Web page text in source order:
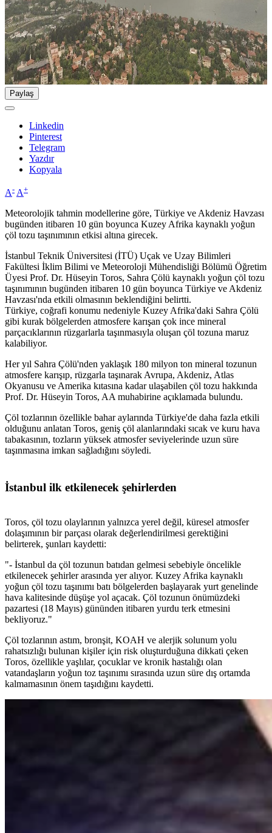
Paylaş
Linkedin
Pinterest
Telegram
Yazdır
Kopyala
A- A+
Meteorolojik tahmin modellerine göre, Türkiye ve Akdeniz Havzası
bugünden itibaren 10 gün boyunca Kuzey Afrika kaynaklı yoğun
çöl tozu taşınımının etkisi altına girecek.
İstanbul Teknik Üniversitesi (İTÜ) Uçak ve Uzay Bilimleri
Fakültesi İklim Bilimi ve Meteoroloji Mühendisliği Bölümü Öğretim
Üyesi Prof. Dr. Hüseyin Toros, Sahra Çölü kaynaklı yoğun çöl tozu
taşınımının bugünden itibaren 10 gün boyunca Türkiye ve Akdeniz
Havzası'nda etkili olmasının beklendiğini belirtti.
Türkiye, coğrafi konumu nedeniyle Kuzey Afrika'daki Sahra Çölü
gibi kurak bölgelerden atmosfere karışan çok ince mineral
parçacıklarının rüzgarlarla taşınmasıyla oluşan çöl tozuna maruz
kalabiliyor.
Her yıl Sahra Çölü'nden yaklaşık 180 milyon ton mineral tozunun
atmosfere karışıp, rüzgarla taşınarak Avrupa, Akdeniz, Atlas
Okyanusu ve Amerika kıtasına kadar ulaşabilen çöl tozu hakkında
Prof. Dr. Hüseyin Toros, AA muhabirine açıklamada bulundu.
Çöl tozlarının özellikle bahar aylarında Türkiye'de daha fazla etkili
olduğunu anlatan Toros, geniş çöl alanlarındaki sıcak ve kuru hava
tabakasının, tozların yüksek atmosfer seviyelerinde uzun süre
taşınmasına imkan sağladığını söyledi.
İstanbul ilk etkilenecek şehirlerden
Toros, çöl tozu olaylarının yalnızca yerel değil, küresel atmosfer
dolaşımının bir parçası olarak değerlendirilmesi gerektiğini
belirterek, şunları kaydetti:
"- İstanbul da çöl tozunun batıdan gelmesi sebebiyle öncelikle
etkilenecek şehirler arasında yer alıyor. Kuzey Afrika kaynaklı
yoğun çöl tozu taşınımı batı bölgelerden başlayarak yurt genelinde
hava kalitesinde düşüşe yol açacak. Çöl tozunun önümüzdeki
pazartesi (18 Mayıs) gününden itibaren yurdu terk etmesini
bekliyoruz."
Çöl tozlarının astım, bronşit, KOAH ve alerjik solunum yolu
rahatsızlığı bulunan kişiler için risk oluşturduğuna dikkati çeken
Toros, özellikle yaşlılar, çocuklar ve kronik hastalığı olan
vatandaşların yoğun toz taşınımı sırasında uzun süre dış ortamda
kalmamasının önem taşıdığını kaydetti.